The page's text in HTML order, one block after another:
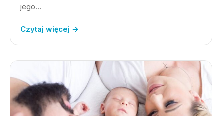
jego…
Czytaj więcej →